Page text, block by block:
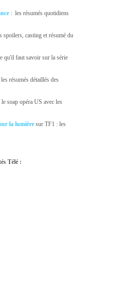
: les résumés quotidiens
spoilers, casting et résumé du
qu'il faut savoir sur la série
résumés détaillés des
le soap opéra US avec les
la lumière sur TF1 : les
Télé :